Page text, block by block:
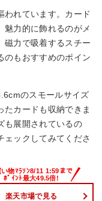
われています。カード
魅力的に飾れるのがメ
磁力で吸着するスチー
のもおすすめのポイン
のスモールサイズ
たカードも収納できま
も展開されているの
ェックしてみてくださ
楽天市場で見る